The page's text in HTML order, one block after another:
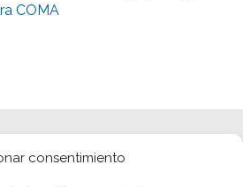
consentimiento
COMA